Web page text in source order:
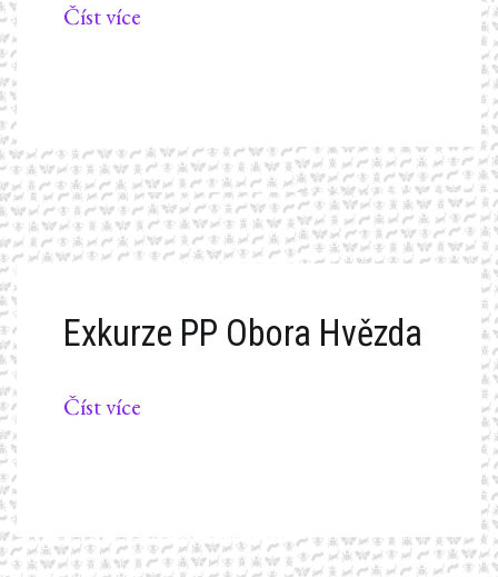
Číst více
Exkurze PP Obora Hvězda
Číst více